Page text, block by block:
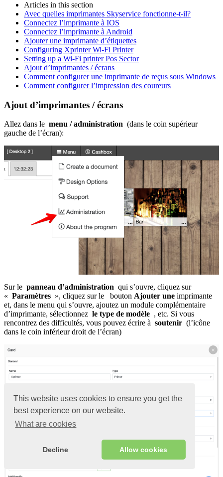
This website uses cookies to ensure you get the
best experience on our website.
What are cookies
Decline Allow cookies
Articles in this section
Avec quelles imprimantes Skyservice fonctionne-t-il?
Connectez l’imprimante à IOS
Connectez l’imprimante à Android
Ajouter une imprimante d’étiquettes
Configuring Xprinter Wi-Fi Printer
Setting up a Wi-Fi printer Pos Sector
Ajout d’imprimantes / écrans
Comment configurer une imprimante de reçus sous Windows
Comment configurer l’impression des coureurs
Ajout d’imprimantes / écrans
Allez dans le menu / administration (dans le coin supérieur
gauche de l’écran):
Sur le panneau d’administration qui s’ouvre, cliquez sur
« Paramètres », cliquez sur le bouton Ajouter une imprimante
et, dans le menu qui s’ouvre, ajoutez un module complémentaire
d’imprimante, sélectionnez le type de modèle , etc. Si vous
rencontrez des difficultés, vous pouvez écrire à soutenir (l’icône
dans le coin inférieur droit de l’écran)